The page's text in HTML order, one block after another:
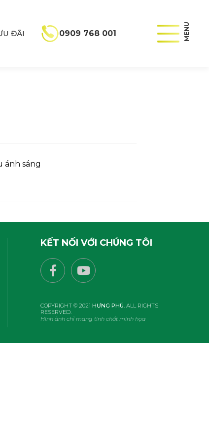
ĐÃI 0909 768 001 MENU
ánh sáng
KẾT NỐI VỚI CHÚNG TÔI
COPYRIGHT © 2021 HƯNG PHÚ. ALL RIGHTS
RESERVED.
Hình ảnh chỉ mang tính chất minh họa